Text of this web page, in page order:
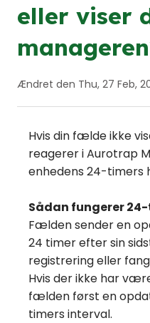
eller viser
Ændret den Thu, 27 Feb,
Hvis din fælde ikke
reagerer i Aurotrap
enhedens 24-timers
Sådan fungerer
Fælden sender en
24 timer efter sin
registrering eller
Hvis der ikke har
fælden først en
timers interval.